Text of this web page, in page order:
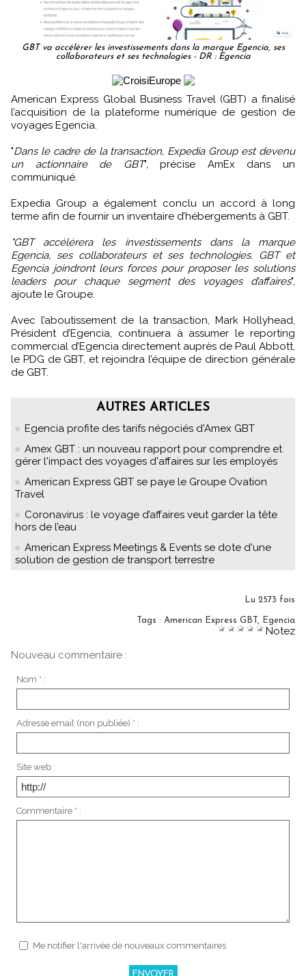
GBT va accélérer les investissements dans la marque Egencia, ses
collaborateurs et ses technologies - DR : Egencia
American Express Global Business Travel (GBT) a finalisé
l’acquisition de la plateforme numérique de gestion de
voyages Egencia.
"Dans le cadre de la transaction, Expedia Group est devenu
un actionnaire de GBT", précise AmEx dans un
communiqué.
Expedia Group a également conclu un accord à long
terme afin de fournir un inventaire d’hébergements à GBT.
"GBT accélérera les investissements dans la marque
Egencia, ses collaborateurs et ses technologies. GBT et
Egencia joindront leurs forces pour proposer les solutions
leaders pour chaque segment des voyages d’affaires",
ajoute le Groupe.
Avec l’aboutissement de la transaction, Mark Hollyhead,
Président d’Egencia, continuera à assumer le reporting
commercial d’Egencia directement auprès de Paul Abbott,
le PDG de GBT, et rejoindra l’équipe de direction générale
de GBT.
AUTRES ARTICLES
Egencia profite des tarifs négociés d'Amex GBT
Amex GBT : un nouveau rapport pour comprendre et
gérer l'impact des voyages d'affaires sur les employés
American Express GBT se paye le Groupe Ovation
Travel
Coronavirus : le voyage d’affaires veut garder la tête
hors de l’eau
American Express Meetings & Events se dote d'une
solution de gestion de transport terrestre
Lu 2573 fois
Tags : American Express GBT , Egencia
Notez
Nouveau commentaire :
Nom * :
Adresse email (non publiée) * :
Site web :
Commentaire * :
Me notifier l'arrivée de nouveaux commentaires